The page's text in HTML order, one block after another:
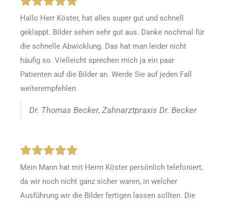
Hallo Herr Köster, hat alles super gut und schnell
geklappt. Bilder sehen sehr gut aus. Danke nochmal für
die schnelle Abwicklung. Das hat man leider nicht
häufig so. Vielleicht sprechen mich ja ein paar
Patienten auf die Bilder an. Werde Sie auf jeden Fall
weiterempfehlen.
Dr. Thomas Becker, Zahnarztpraxis Dr. Becker
Mein Mann hat mit Herrn Köster persönlich telefoniert,
da wir noch nicht ganz sicher waren, in welcher
Ausführung wir die Bilder fertigen lassen sollten. Die